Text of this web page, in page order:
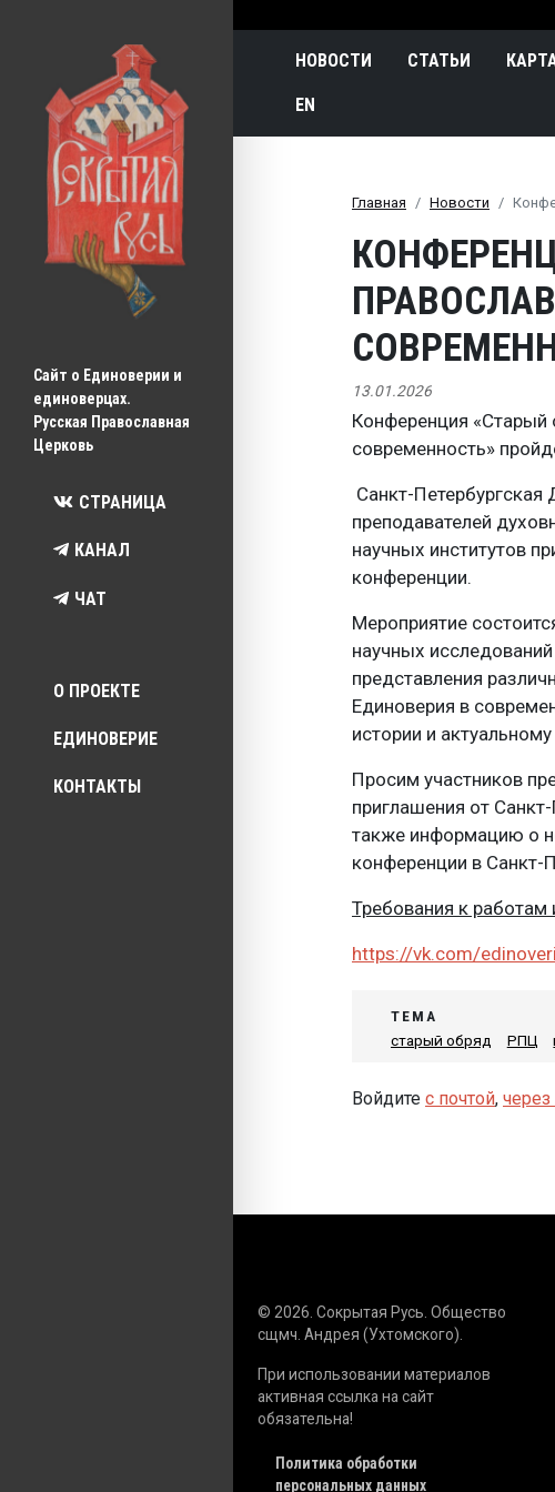
Сайт о Единоверии и
единоверцах.
Русская Православная
Церковь
СТРАНИЦА
КАНАЛ
ЧАТ
Top menu
О ПРОЕКТЕ
ЕДИНОВЕРИЕ
КОНТАКТЫ
Main navigation
НОВОСТИ СТАТЬИ
EN
Главная Новости
13.01.2026
Конференция «Старый
современность»
Санкт-
преподавателей
научных институтов
конференции.
Мероприятие
научных
представления
Единоверия в
истории и
Просим участников
приглашения от
также информацию о
конференции в Санкт-
Требования к
https://vk.com/
ТЕМА
старый обряд
РПЦ
Войдите с почтой,
© 2026. Сокрытая Русь. Общество
сщмч. Андрея (Ухтомского).
При использовании материалов
активная ссылка на сайт
обязательна!
Политика обработки
персональных данных